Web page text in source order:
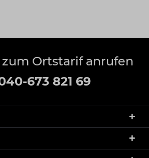
zum Ortstarif anrufen
673 821 69